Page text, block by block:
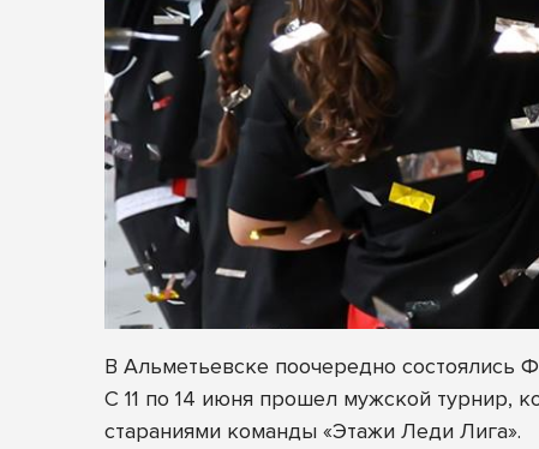
В Альметьевске поочередно
С 11 по 14 июня прошел мужской турнир,
стараниями команды «Этажи Леди Лига».